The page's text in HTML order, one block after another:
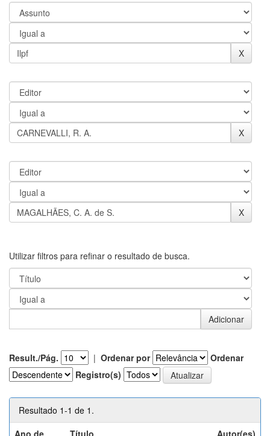
Utilizar filtros para refinar o resultado de busca.
Result./Pág. | Ordenar por
Ordenar
Registro(s)
Resultado 1-1 de 1.
Ano de
Título Autor(es)